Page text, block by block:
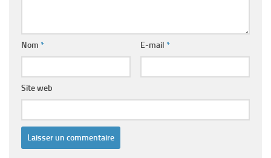
Nom * E-mail *
Site web